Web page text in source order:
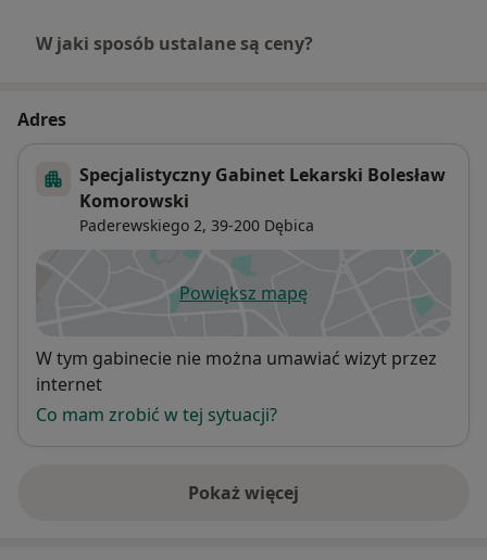
W jaki sposób ustalane są ceny?
Adres
Specjalistyczny Gabinet Lekarski Bolesław
Komorowski
Paderewskiego 2, 39-200 Dębica
Powiększ mapęotwiera się w nowej karcie
Dostępność
W tym gabinecie nie można umawiać wizyt przez
internet
Co mam zrobić w tej sytuacji?
Pokaż więcej
o adresie